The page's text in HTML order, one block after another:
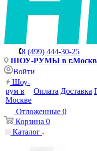
8 (499) 444-30-25
ШОУ-РУМЫ в
Войти
Шоу-
рум в
Москве
Оплата Доставка
Отложенные 0
Корзина 0
Каталог